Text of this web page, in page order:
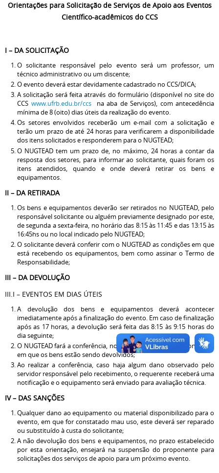
Orientações para Solicitação de Serviços de Apoio aos Eventos
Científico-acadêmicos do CCS
I – DA SOLICITAÇÃO
O solicitante responsável pelo evento será um professor, um
técnico administrativo ou um discente;
O evento deverá estar devidamente cadastrado no CCS/DICA;
A solicitação será feita através do formulário (disponível no site do
CCS www.ufrb.edu.br/ccsna aba de Serviços), com antecedência
mínima de 8 (oito) dias úteis da realização do evento.
Os setores envolvidos receberão um e-mail com a solicitação e
terão um prazo de até 24 horas para verificarem a disponibilidade
dos itens solicitados e responderem para o NUGTEAD;
O NUGTEAD tem um prazo de, no máximo, 24 horas a contar da
resposta dos setores, para informar ao solicitante, quais foram os
itens atendidos, quando e onde deverá retirar os bens e
equipamentos.
II – DA RETIRADA
Os bens e equipamentos deverão ser retirados no NUGTEAD, pelo
responsável solicitante ou alguém previamente designado por este,
de segunda a sexta-feira, no horário das 8:15 às 11:45 e das 13:15 às
16:45hs ou no local indicado pelo NUGTEAD;
O solicitante deverá conferir com o NUGTEAD as condições em que
está recebendo os equipamentos, bem como assinar o Termo de
Responsabilidade;
III – DA DEVOLUÇÃO
III.I – EVENTOS EM DIAS ÚTEIS
A devolução dos bens e equipamentos deverá acontecer
imediatamente após a finalização do evento. Em caso de finalização
após as 17 horas, a devolução será feita das 8:15 às 9:15 horas do
dia seguinte;
O NUGTEAD fará a conferência, no ato da devolução, das condições
em que os bens estão sendo devolvidos;
Ao realizar a conferência, caso haja algum dano observado pelo
servidor responsável pelo recebimento, o requerente receberá uma
notificação e o equipamento será enviado para avaliação técnica.
IV – DAS SANÇÕES
Qualquer dano ao equipamento ou material disponibilizado para o
evento, em que for constatado mau uso, este deverá ser reparado
ou substituído à custa do solicitante;
A não devolução dos bens e equipamentos, no prazo estabelecido
por esta orientação, ensejará na suspensão do proponente para
solicitações dos serviços de apoio para um próximo evento.